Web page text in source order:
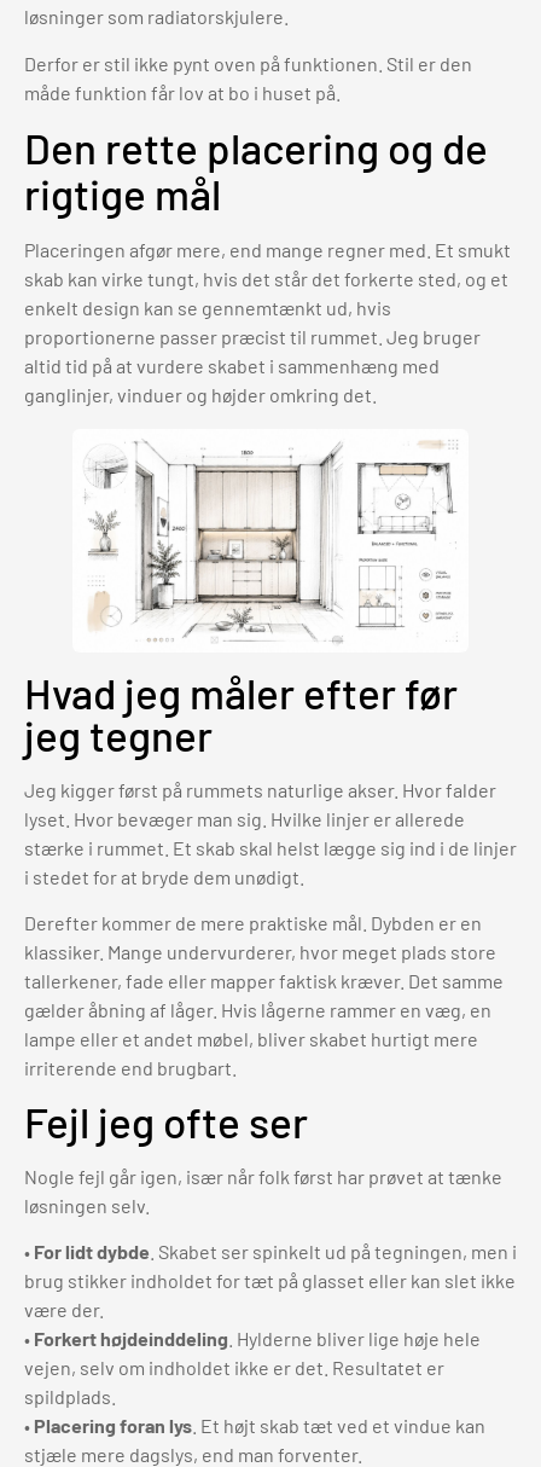
løsninger som radiatorskjulere.
Derfor er stil ikke pynt oven på funktionen. Stil er den
måde funktion får lov at bo i huset på.
Den rette placering og de
rigtige mål
Placeringen afgør mere, end mange regner med. Et smukt
skab kan virke tungt, hvis det står det forkerte sted, og et
enkelt design kan se gennemtænkt ud, hvis
proportionerne passer præcist til rummet. Jeg bruger
altid tid på at vurdere skabet i sammenhæng med
ganglinjer, vinduer og højder omkring det.
Hvad jeg måler efter før
jeg tegner
Jeg kigger først på rummets naturlige akser. Hvor falder
lyset. Hvor bevæger man sig. Hvilke linjer er allerede
stærke i rummet. Et skab skal helst lægge sig ind i de linjer
i stedet for at bryde dem unødigt.
Derefter kommer de mere praktiske mål. Dybden er en
klassiker. Mange undervurderer, hvor meget plads store
tallerkener, fade eller mapper faktisk kræver. Det samme
gælder åbning af låger. Hvis lågerne rammer en væg, en
lampe eller et andet møbel, bliver skabet hurtigt mere
irriterende end brugbart.
Fejl jeg ofte ser
Nogle fejl går igen, især når folk først har prøvet at tænke
løsningen selv.
• For lidt dybde . Skabet ser spinkelt ud på tegningen, men i
brug stikker indholdet for tæt på glasset eller kan slet ikke
være der.
• Forkert højdeinddeling . Hylderne bliver lige høje hele
vejen, selv om indholdet ikke er det. Resultatet er
spildplads.
• Placering foran lys . Et højt skab tæt ved et vindue kan
stjæle mere dagslys, end man forventer.